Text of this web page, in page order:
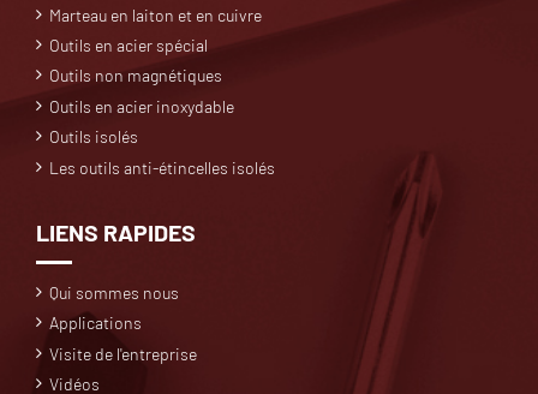
Marteau en laiton et en cuivre
Outils en acier spécial
Outils non magnétiques
Outils en acier inoxydable
Outils isolés
Les outils anti-étincelles isolés
LIENS RAPIDES
Qui sommes nous
Applications
Visite de l'entreprise
Vidéos